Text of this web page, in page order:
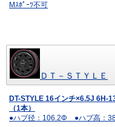
Mｽﾎﾟｰﾂ不可
ＤＴ－ＳＴＹＬＥ
DT-STYLE 16インチ×6.5J 6H-
（1本）
●ハブ径：106.2Φ ●ハブ高：